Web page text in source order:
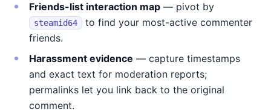
Friends-list interaction map — pivot by
steamid64
to find your most-active commenter
friends.
Harassment evidence — capture timestamps
and exact text for moderation reports;
permalinks let you link back to the original
comment.